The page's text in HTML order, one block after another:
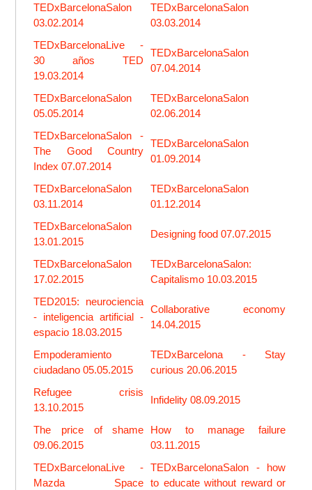
TEDxBarcelonaSalon
03.02.2014
TEDxBarcelonaSalon
03.03.2014
TEDxBarcelonaLive -
30 años TED
19.03.2014
TEDxBarcelonaSalon
07.04.2014
TEDxBarcelonaSalon
05.05.2014
TEDxBarcelonaSalon
02.06.2014
TEDxBarcelonaSalon -
The Good Country
Index 07.07.2014
TEDxBarcelonaSalon
01.09.2014
TEDxBarcelonaSalon
03.11.2014
TEDxBarcelonaSalon
01.12.2014
TEDxBarcelonaSalon
13.01.2015
Designing food 07.07.2015
TEDxBarcelonaSalon
17.02.2015
TEDxBarcelonaSalon:
Capitalismo 10.03.2015
TED2015: neurociencia
- inteligencia artificial -
espacio 18.03.2015
Collaborative economy
14.04.2015
Empoderamiento
ciudadano 05.05.2015
TEDxBarcelona - Stay
curious 20.06.2015
Refugee crisis
13.10.2015
Infidelity 08.09.2015
The price of shame
09.06.2015
How to manage failure
03.11.2015
TEDxBarcelonaLive -
Mazda Space
TEDxBarcelonaSalon - how
to educate without reward or